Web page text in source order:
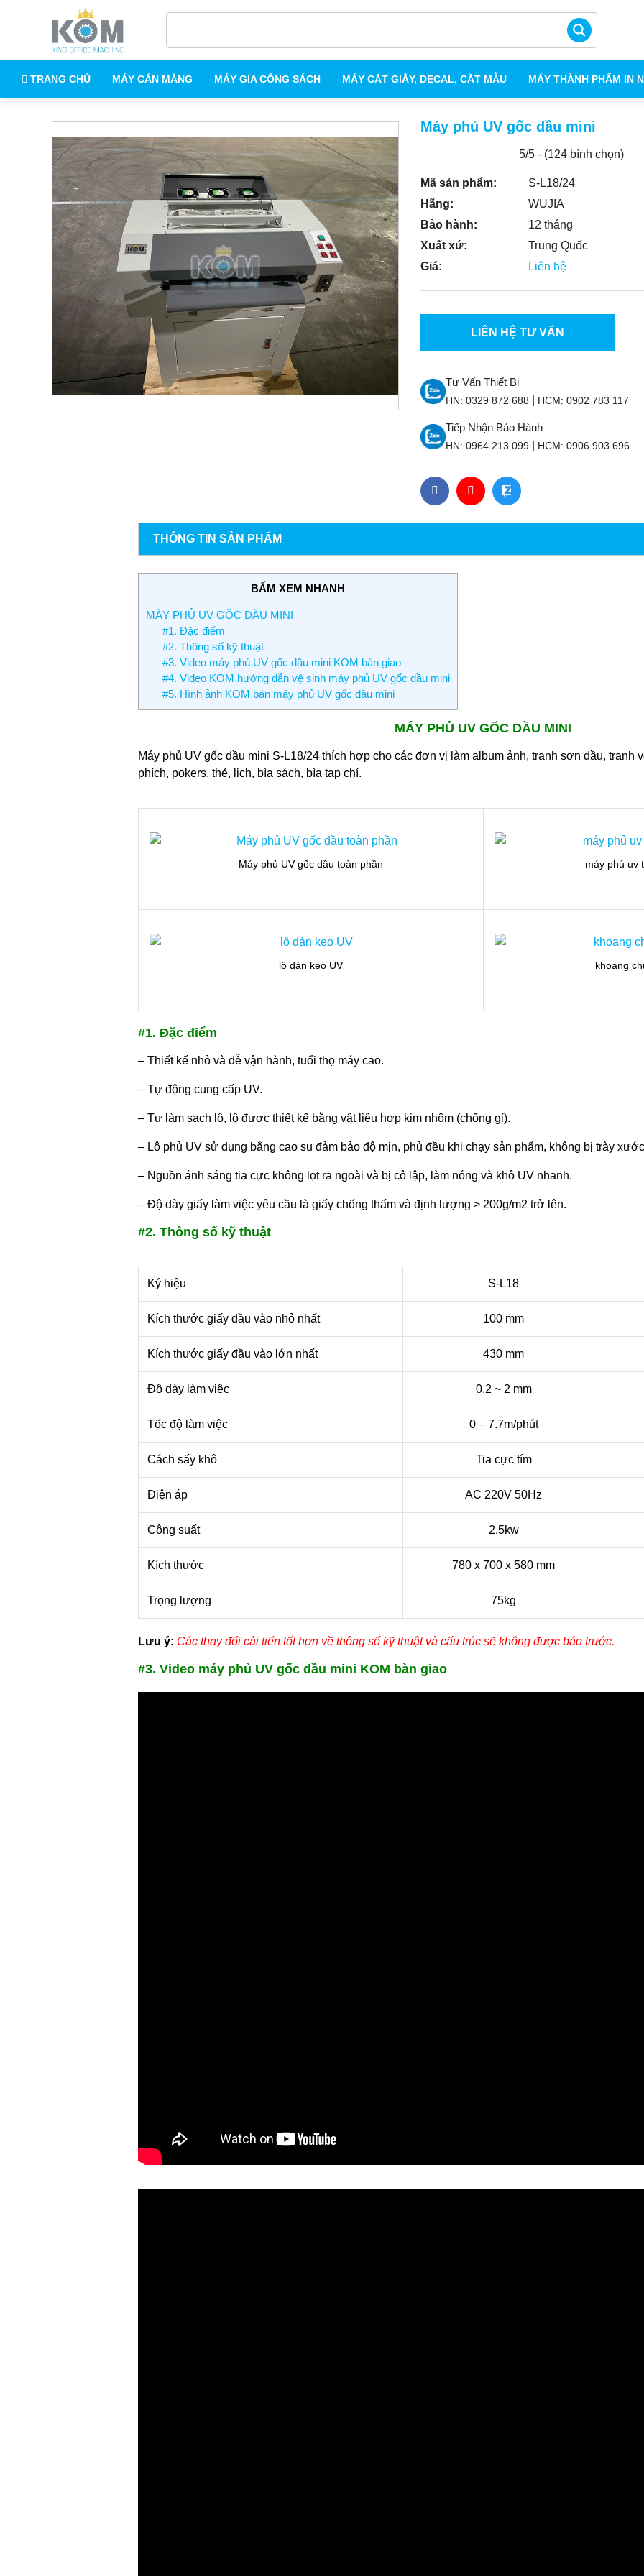
TRANG CHỦ MÁY CÁN MÀNG MÁY GIA CÔNG SÁCH MÁY CẮT GIẤY, DECAL, CẮT MẪU MÁY THÀNH PHẨM IN
Máy phủ UV gốc dầu mini
5/5 - (124 bình chọn)
Mã sản phẩm:
S-L18/24
Hãng:
WUJIA
Bảo hành:
12 tháng
Xuất xứ:
Trung Quốc
Giá:
Liên hệ
LIÊN HỆ TƯ VẤN
Tư Vấn Thiết Bị
HN: 0329 872 688 HCM: 0902 783 117
Tiếp Nhận Bảo Hành
HN: 0964 213 099 HCM: 0906 903 696
THÔNG TIN SẢN PHẨM
BẤM XEM NHANH
MÁY PHỦ UV GỐC DẦU MINI
#1. Đặc điểm
#2. Thông số kỹ thuật
#3. Video máy phủ UV gốc dầu mini KOM bàn giao
#4. Video KOM hướng dẫn vệ sinh máy phủ UV gốc dầu mini
#5. Hình ảnh KOM bán máy phủ UV gốc dầu mini
MÁY PHỦ UV GỐC DẦU MINI
Máy phủ UV gốc dầu mini S-L18/24 thích hợp cho các đơn vị làm album ảnh, tranh sơn dầu, tranh
phích, pokers, thẻ, lịch, bìa sách, bìa tạp chí.
Máy phủ UV gốc dầu toàn phần máy phủ uv
lô dàn keo UV khoang
#1. Đặc điểm
– Thiết kế nhỏ và dễ vận hành, tuổi thọ máy cao.
– Tự động cung cấp UV.
– Tự làm sạch lô, lô được thiết kế bằng vật liệu hợp kim nhôm (chống gỉ).
– Lô phủ UV sử dụng bằng cao su đảm bảo độ mịn, phủ đều khi chạy sản phẩm, không bị trày
– Nguồn ánh sáng tia cực không lọt ra ngoài và bị cô lập, làm nóng và khô UV nhanh.
– Độ dày giấy làm việc yêu cầu là giấy chống thấm và định lượng > 200g/m2 trở lên.
#2. Thông số kỹ thuật
Ký hiệu S-L18
Kích thước giấy đầu vào nhỏ nhất 100 mm
Kích thước giấy đầu vào lớn nhất 430 mm
Độ dày làm việc 0.2 ~ 2 mm
Tốc độ làm việc 0 – 7.7m/phút
Cách sấy khô Tia cực tím
Điện áp AC 220V 50Hz
Công suất 2.5kw
Kích thước 780 x 700 x 580 mm
Trọng lượng 75kg
Lưu ý: Các thay đổi cải tiến tốt hơn về thông số kỹ thuật và cấu trúc sẽ không được báo trước.
#3. Video máy phủ UV gốc dầu mini KOM bàn giao